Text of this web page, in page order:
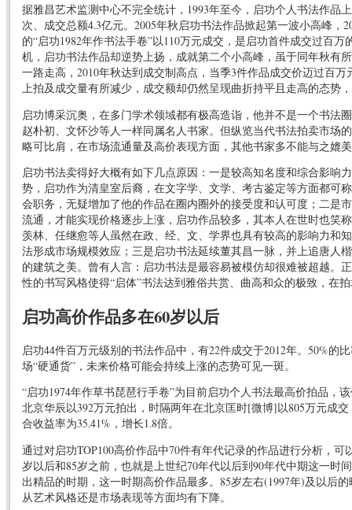
据雅昌艺术监测中心不完全统计，1993年至今，启功个人书法作品
次、成交总额4.3亿元。2005年秋启功书法作品掀起第一波小高峰，
的“启功1982年作书法手卷”以110万元成交，是启功首件成交过百万
机，启功书法作品却逆势上扬，成就第二个小高峰，虽于同年秋有
一路走高，2010年秋达到成交制高点，当季3件作品成交价迈过百万
上拍及成交量有所减少，成交额却仍然呈现曲折持平且走高的态势
启功博采沉奥，在多门学术领域都有极高造诣，他并不是一个书法
赵朴初、文怀沙等人一样同属名人书家。但纵览当代书法拍卖市场
略可比肩，在市场流通量及高价表现方面，其他书家多不能与之媲
启功书法卖得好大概有如下几点原因：一是较高知名度和综合影响
势，启功作为清皇室后裔，在文字学、文学、考古鉴定等方面都可
会职务，无疑增加了他的作品在圈内圈外的接受度和认可度；二是
流通，才能实现价格逐步上涨，启功作品较多，其本人在世时也笑
羡林、任继愈等人虽然在政、经、文、学界也具有较高的影响力和
法形成市场规模效应；三是启功书法延续董其昌一脉，并上追唐人
的建筑之美。曾有人言：启功书法是最容易被模仿却很难被超越。
性的书写风格使得“启体”书法达到雅俗共赏、曲高和众的极致，在
启功高价作品多在60岁以后
启功44件百万元级别的书法作品中，有22件成交于2012年。50%的
场“硬通货”，未来价格可能会持续上涨的态势可见一斑。
“启功1974年作草书琵琶行手卷”为目前启功个人书法最高价拍品，
北京华辰以392万元拍出，时隔两年在北京匡时[微博]以805万元成
合收益率为35.41%，增长1.8倍。
通过对启功TOP100高价作品中70件有年代记录的作品进行分析，可
岁以后和85岁之前，也就是上世纪70年代以后到90年代中期这一时
出精品的时期，这一时期高价作品最多。85岁左右(1997年)及以后
从艺术风格还是市场表现等方面均有下降。